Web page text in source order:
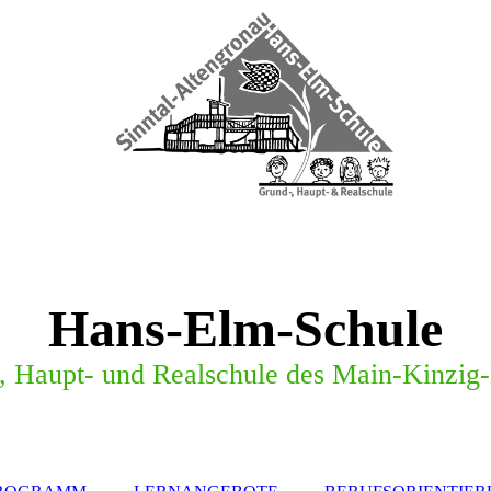
Hans-Elm-Schule
, Haupt- und Realschule des Main-Kinzig-